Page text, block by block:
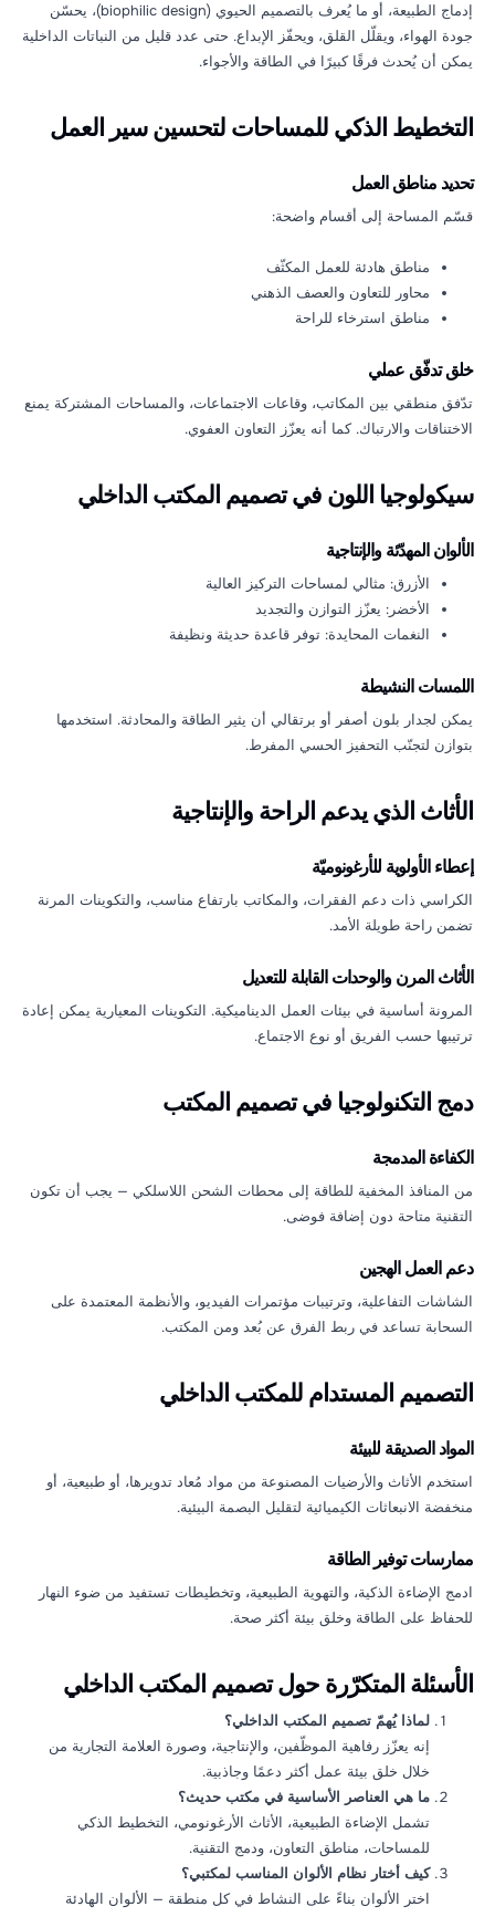
إدماج الطبيعة، أو ما يُعرف بالتصميم الحيوي (biophilic design)، يحسّن
جودة الهواء، ويقلّل القلق، ويحفّز الإبداع. حتى عدد قليل من النباتات الداخلية
يمكن أن يُحدث فرقًا كبيرًا في الطاقة والأجواء.
التخطيط الذكي للمساحات لتحسين سير العمل
تحديد مناطق العمل
قسّم المساحة إلى أقسام واضحة:
مناطق هادئة للعمل المكثّف
محاور للتعاون والعصف الذهني
مناطق استرخاء للراحة
خلق تدفّق عملي
تدّفق منطقي بين المكاتب، وقاعات الاجتماعات، والمساحات المشتركة يمنع
الاختناقات والارتباك. كما أنه يعزّز التعاون العفوي.
سيكولوجيا اللون في تصميم المكتب الداخلي
الألوان المهدّئة والإنتاجية
الأزرق: مثالي لمساحات التركيز العالية
الأخضر: يعزّز التوازن والتجديد
النغمات المحايدة: توفر قاعدة حديثة ونظيفة
اللمسات النشيطة
يمكن لجدار بلون أصفر أو برتقالي أن يثير الطاقة والمحادثة. استخدمها
بتوازن لتجنّب التحفيز الحسي المفرط.
الأثاث الذي يدعم الراحة والإنتاجية
إعطاء الأولوية للأرغونوميّة
الكراسي ذات دعم الفقرات، والمكاتب بارتفاع مناسب، والتكوينات المرنة
تضمن راحة طويلة الأمد.
الأثاث المرن والوحدات القابلة للتعديل
المرونة أساسية في بيئات العمل الديناميكية. التكوينات المعيارية يمكن إعادة
ترتيبها حسب الفريق أو نوع الاجتماع.
دمج التكنولوجيا في تصميم المكتب
الكفاءة المدمجة
من المنافذ المخفية للطاقة إلى محطات الشحن اللاسلكي — يجب أن تكون
التقنية متاحة دون إضافة فوضى.
دعم العمل الهجين
الشاشات التفاعلية، وترتيبات مؤتمرات الفيديو، والأنظمة المعتمدة على
السحابة تساعد في ربط الفرق عن بُعد ومن المكتب.
التصميم المستدام للمكتب الداخلي
المواد الصديقة للبيئة
استخدم الأثاث والأرضيات المصنوعة من مواد مُعاد تدويرها، أو طبيعية، أو
منخفضة الانبعاثات الكيميائية لتقليل البصمة البيئية.
ممارسات توفير الطاقة
ادمج الإضاءة الذكية، والتهوية الطبيعية، وتخطيطات تستفيد من ضوء النهار
للحفاظ على الطاقة وخلق بيئة أكثر صحة.
الأسئلة المتكرّرة حول تصميم المكتب الداخلي
لماذا يُهمّ تصميم المكتب الداخلي؟
إنه يعزّز رفاهية الموظّفين، والإنتاجية، وصورة العلامة التجارية من
خلال خلق بيئة عمل أكثر دعمًا وجاذبية.
ما هي العناصر الأساسية في مكتب حديث؟
تشمل الإضاءة الطبيعية، الأثاث الأرغونومي، التخطيط الذكي
للمساحات، مناطق التعاون، ودمج التقنية.
كيف أختار نظام الألوان المناسب لمكتبي؟
اختر الألوان بناءً على النشاط في كل منطقة — الألوان الهادئة
Soul Architecture AI Agent